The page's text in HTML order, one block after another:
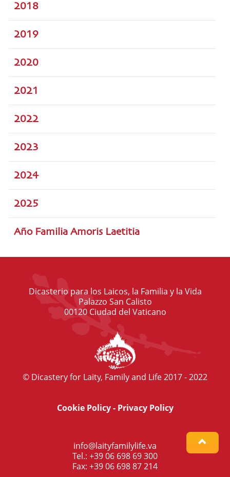
2018
2019
2020
2021
2022
2023
2024
2025
Año Familia Amoris Laetitia
Dicasterio para los Laicos, la Familia y la Vida
Palazzo San Calisto
00120 Ciudad del Vaticano
© Dicastery for Laity, Family and Life 2017 - 2022
Cookie Policy- Privacy Policy
info@laityfamilylife.va
Tel.: +39 06 698 69 300
Fax: +39 06 698 87 214